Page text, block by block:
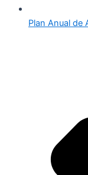
Plan Anual de